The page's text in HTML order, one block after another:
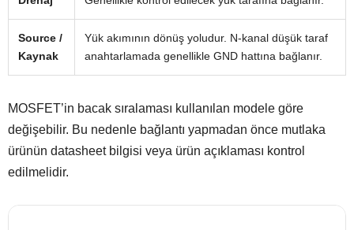
Source /
Kaynak
Yük akımının dönüş yoludur. N-kanal düşük taraf
anahtarlamada genellikle GND hattına bağlanır.
MOSFET’in bacak sıralaması kullanılan modele göre
değişebilir. Bu nedenle bağlantı yapmadan önce mutlaka
ürünün datasheet bilgisi veya ürün açıklaması kontrol
edilmelidir.